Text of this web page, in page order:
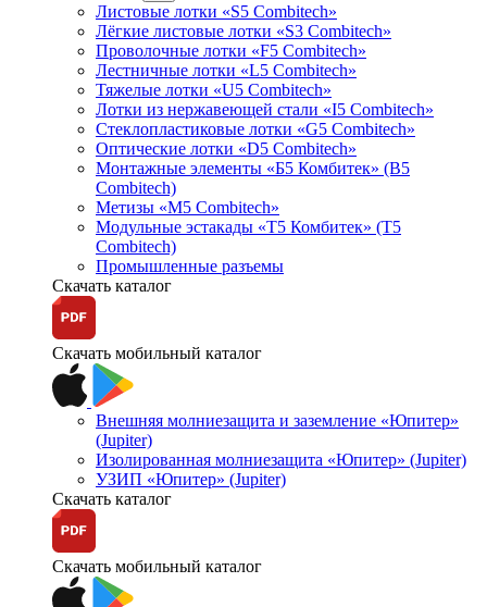
Листовые лотки «S5 Combitech»
Лёгкие листовые лотки «S3 Combitech»
Проволочные лотки «F5 Combitech»
Лестничные лотки «L5 Combitech»
Тяжелые лотки «U5 Combitech»
Лотки из нержавеющей стали «I5 Combitech»
Стеклопластиковые лотки «G5 Combitech»
Оптические лотки «D5 Combitech»
Монтажные элементы «Б5 Комбитек» (B5
Combitech)
Метизы «M5 Combitech»
Модульные эстакады «Т5 Комбитек» (T5
Combitech)
Промышленные разъемы
Скачать каталог
Скачать мобильный каталог
Внешняя молниезащита и заземление «Юпитер»
(Jupiter)
Изолированная молниезащита «Юпитер» (Jupiter)
УЗИП «Юпитер» (Jupiter)
Скачать каталог
Скачать мобильный каталог